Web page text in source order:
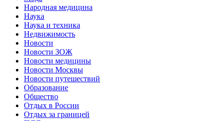
Народная медицина
Наука
Наука и техника
Недвижимость
Новости
Новости ЗОЖ
Новости медицины
Новости Москвы
Новости путешествий
Образование
Общество
Отдых в России
Отдых за границей